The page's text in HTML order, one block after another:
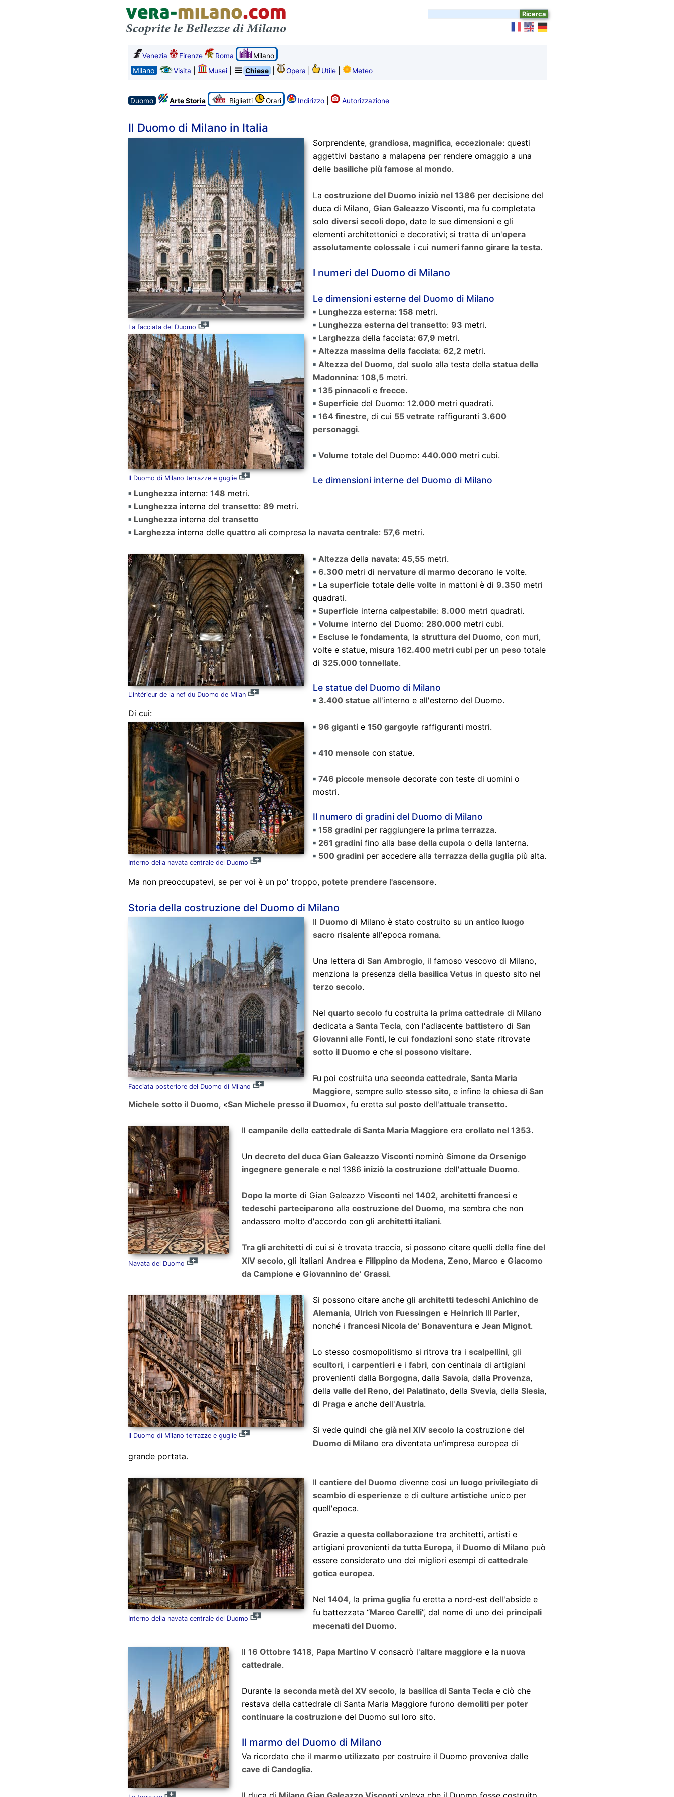
Venezia Firenze Roma Milano
Milano Visita Musei| Chiese Opera Utile| Meteo
Duomo Arte Storia Biglietti Orari Indirizzo| Autorizzazione
Il Duomo di Milano in Italia
La facciata del Duomo
Sorprendente,grandiosa, magnifica,eccezionale: questi
aggettivi bastano a malapena per rendere omaggio a una
delle basiliche più famose al mondo.
Lacostruzione del Duomo iniziò nel 1386 per decisione del
duca di Milano,Gian Galeazzo Visconti, ma fu completata
solodiversi secoli dopo, date le sue dimensioni e gli
elementi architettonici e decorativi; si tratta di un'opera
assolutamente colossale i cui numeri fanno girare la testa.
I numeri del Duomo di Milano
Le dimensioni esterne del Duomo di Milano
Lunghezza esterna:158 metri.
Lunghezza esternadel transetto:93 metri.
Il Duomo di Milano terrazze e guglie
Larghezza della facciata:67,9 metri.
Altezza massima dellafacciata:62,2 metri.
Altezza del Duomo, dalsuolo alla testa dellastatua della
Madonnina:108,5 metri.
135 pinnacoli efrecce.
Superficie del Duomo:12.000 metri quadrati.
164 finestre, di cui 55 vetrate raffiguranti 3.600
personaggi.
Volume totale del Duomo:440.000 metri cubi.
Le dimensioni interne del Duomo di Milano
Lunghezzainterna: 148 metri.
Lunghezzainterna del transetto: 89 metri.
Lunghezzainterna del transetto
Larghezzainterna delle quattro alicompresa la navata centrale: 57,6 metri.
L'intérieur de la nef du Duomo de Milan
Altezza della navata:45,55 metri.
6.300 metri di nervature di marmo decorano le volte.
Lasuperficie totale dellevolte in mattoni è di9.350 metri
quadrati.
Superficie internacalpestabile:8.000 metri quadrati.
Volume interno del Duomo: 280.000 metri cubi.
Escluse le fondamenta, lastruttura del Duomo, con muri,
volte e statue, misura162.400 metri cubi per un peso totale
di 325.000 tonnellate.
Le statue del Duomo di Milano
3.400 statue all'interno e all'esterno del Duomo.
Di cui:
Interno della navata centrale del Duomo
96 giganti e150 gargoyle raffiguranti mostri.
410 mensole con statue.
746 piccole mensole decorate con teste di uomini o
mostri.
Il numero di gradini del Duomo di Milano
158 gradini per raggiungere la prima terrazza.
261 gradini fino alla base della cupola o della lanterna.
500 gradini per accedere allaterrazza della guglia più alta.
Ma non preoccupatevi, se per voi è un po' troppo, potete prendere l'ascensore.
Storia della costruzione del Duomo di Milano
Facciata posteriore del Duomo di Milano
Il Duomo di Milano è stato costruito su unantico luogo
sacro risalente all'epoca romana.
Una lettera diSan Ambrogio, il famoso vescovo di Milano,
menziona la presenza della basilica Vetus in questo sito nel
terzo secolo.
Nelquarto secolo fu costruita la prima cattedrale di Milano
dedicata aSanta Tecla, con l'adiacente battistero diSan
Giovanni alle Fonti, le cuifondazioni sono state ritrovate
sotto il Duomo e chesi possono visitare.
Fu poi costruita unaseconda cattedrale,Santa Maria
Maggiore, sempre sullostesso sito, e infine lachiesa di San
Michele sotto il Duomo, «San Michele presso il Duomo», fu eretta sul postodell'attuale transetto.
Navata del Duomo
Il campanile della cattedrale di Santa Maria Maggiore era crollato nel 1353.
Un decreto del duca Gian Galeazzo Viscontinominò Simone da Orsenigo
ingegnere generale e nel 1386 iniziò la costruzione dell'attuale Duomo.
Dopo la morte di Gian Galeazzo Viscontinel 1402, architetti francesie
tedeschi parteciparonoalla costruzione del Duomo, ma sembra che non
andassero molto d'accordo con gli architetti italiani.
Tra gli architettidi cui si è trovata traccia, si possono citare quelli della fine del
XIV secolo, gli italiani Andreae Filippino da Modena, Zeno, Marcoe Giacomo
da Campione e Giovannino de’ Grassi.
Il Duomo di Milano terrazze e guglie
Si possono citare anche gliarchitetti tedeschi Anichino de
Alemania, Ulrich von Fuessingen e Heinrich III Parler,
nonché ifrancesi Nicola de’ Bonaventura eJean Mignot.
Lo stesso cosmopolitismo si ritrova tra iscalpellini, gli
scultori, icarpentieri e ifabri, con centinaia di artigiani
provenienti dalla Borgogna, dallaSavoia, dalla Provenza,
dellavalle del Reno, del Palatinato, dellaSvevia, dellaSlesia,
di Praga e anche dell'Austria.
Si vede quindi chegià nel XIV secolo la costruzione del
Duomo di Milano era diventata un'impresa europea di
grande portata.
Interno della navata centrale del Duomo
Ilcantiere del Duomo divenne così un luogo privilegiato di
scambio di esperienze e diculture artistiche unico per
quell'epoca.
Grazie a questa collaborazione tra architetti, artisti e
artigiani provenientida tutta Europa, il Duomo di Milano può
essere considerato uno dei migliori esempi dicattedrale
gotica europea.
Nel1404, la prima guglia fu eretta a nord-est dell'abside e
fu battezzata “Marco Carelli”, dal nome di uno dei principali
mecenati del Duomo.
Il 16 Ottobre 1418, Papa Martino Vconsacrò l'altare maggiore e la nuova
cattedrale.
Durante la seconda metà del XV secolo, la basilica di Santa Teclae ciò che
restava della cattedrale di Santa Maria Maggiore furono demoliti per poter
continuare la costruzione del Duomo sul loro sito.
Il marmo del Duomo di Milano
Va ricordato che il marmo utilizzatoper costruire il Duomo proveniva dalle
cave di Candoglia.